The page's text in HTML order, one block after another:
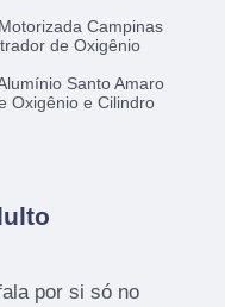
Campinas
de Oxigênio
Santo Amaro
Oxigênio e Cilindro
por si só no